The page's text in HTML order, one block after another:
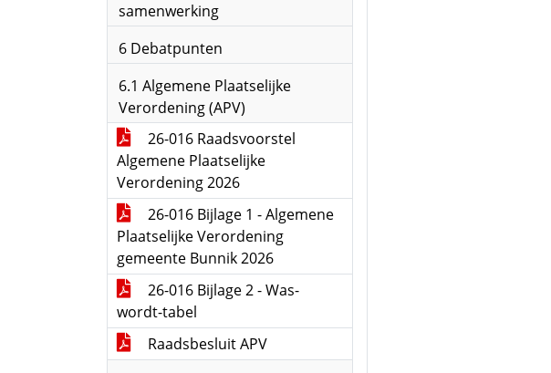
samenwerking
6 Debatpunten
6.1 Algemene Plaatselijke
Verordening (APV)
26-016 Raadsvoorstel
Algemene Plaatselijke
Verordening 2026
26-016 Bijlage 1 - Algemene
Plaatselijke Verordening
gemeente Bunnik 2026
26-016 Bijlage 2 - Was-
wordt-tabel
Raadsbesluit APV